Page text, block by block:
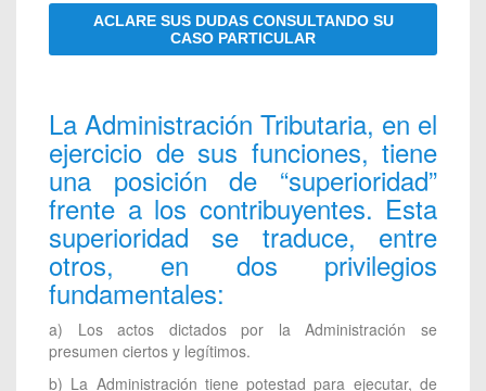
ACLARE SUS DUDAS CONSULTANDO SU
CASO PARTICULAR
La Administración Tributaria, en el
ejercicio de sus funciones, tiene
una posición de “superioridad”
frente a los contribuyentes. Esta
superioridad se traduce, entre
otros, en dos privilegios
fundamentales:
a) Los actos dictados por la Administración se
presumen ciertos y legítimos.
b) La Administración tiene potestad para ejecutar, de